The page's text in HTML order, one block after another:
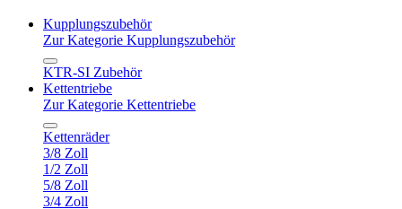
Kupplungszubehör
Zur Kategorie Kupplungszubehör
KTR-SI Zubehör
Kettentriebe
Zur Kategorie Kettentriebe
Kettenräder
3/8 Zoll
1/2 Zoll
5/8 Zoll
3/4 Zoll